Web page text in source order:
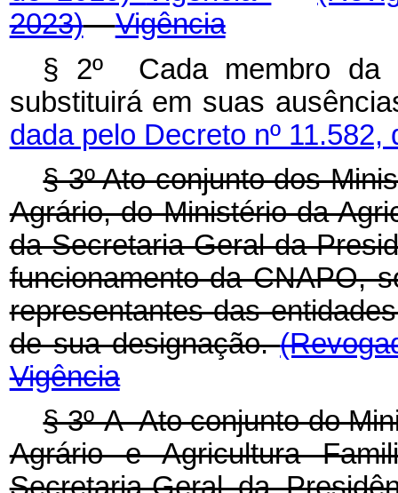
2023)
Vigência
§ 2º Cada membro da
substituirá em suas
dada pelo Decreto nº 11.582,
§ 3º Ato conjunto dos
Agrário, do Ministério da
da Secretaria Geral da
funcionamento da CNAPO,
representantes das
de sua designação.
Vigência
§ 3º-A Ato conjunto do
Agrário e Agricultura